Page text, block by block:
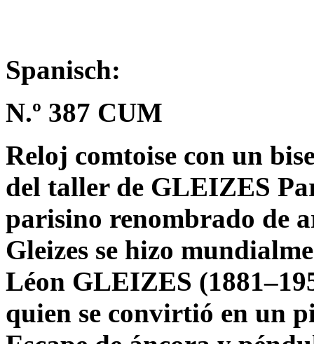
Spanisch:
N.º 387 CUM
Reloj comtoise con un
del taller de GLEIZES
parisino renombrado de
Gleizes se hizo
Léon GLEIZES
quien se convirtió en un